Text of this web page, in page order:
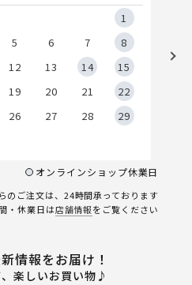
1
5 6 7
8
12 13 14
15
19 20 21
22
26 27 28
29
オンラインショップ休業日
のご注文は、24時間承っております
・休業日は店舗情報をご覧ください
情報をお届け！
楽しいお買い物♪